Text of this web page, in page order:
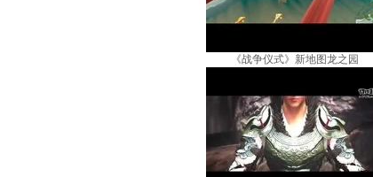
《战争仪式》新地图龙之园